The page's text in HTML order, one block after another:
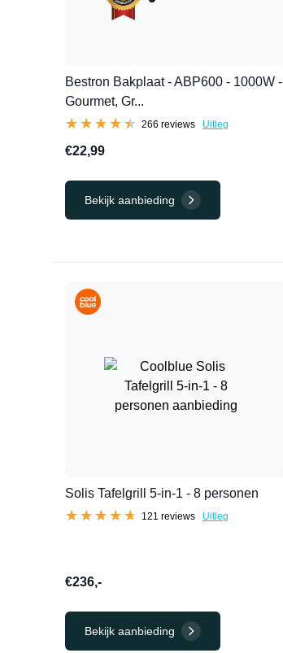
Bestron Bakplaat - ABP600 - 1000W -
Gourmet, Gr...
★★★★★
★★★★★ 266 reviews Uitleg
€22,99
Bekijk aanbieding
Solis Tafelgrill 5-in-1 - 8 personen
★★★★★
★★★★★ 121 reviews Uitleg
€236,-
Bekijk aanbieding